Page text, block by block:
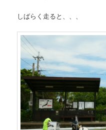
しばらく走ると、、、